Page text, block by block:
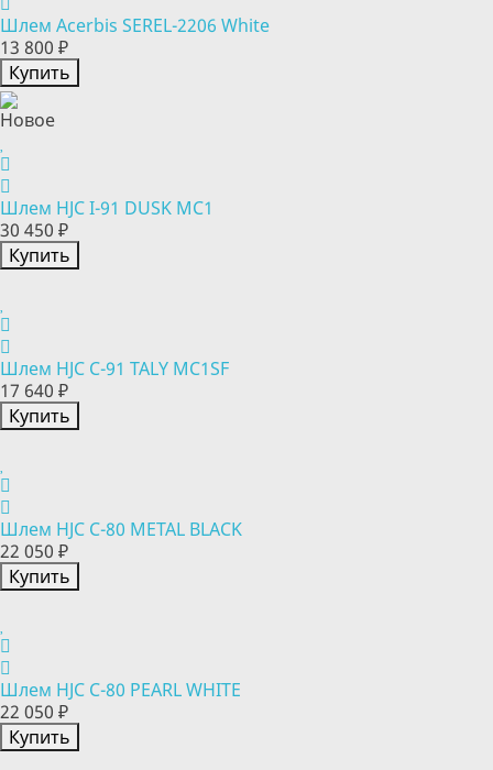
Шлем Acerbis SEREL-2206 White
13 800 ₽
Купить
Новое
Шлем HJC I-91 DUSK MC1
30 450 ₽
Купить
Шлем HJC C-91 TALY MC1SF
17 640 ₽
Купить
Шлем HJC C-80 METAL BLACK
22 050 ₽
Купить
Шлем HJC C-80 PEARL WHITE
22 050 ₽
Купить